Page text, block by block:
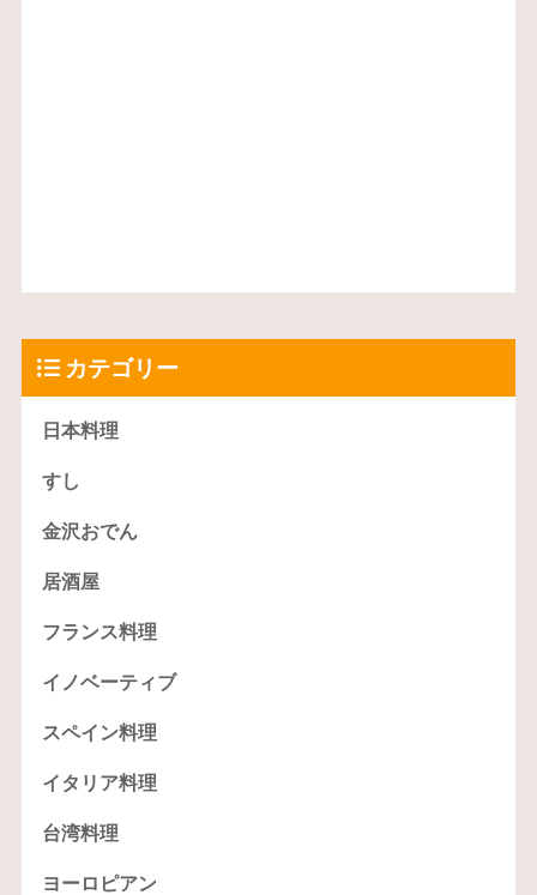
カテゴリー
日本料理
すし
金沢おでん
居酒屋
フランス料理
イノベーティブ
スペイン料理
イタリア料理
台湾料理
ヨーロピアン